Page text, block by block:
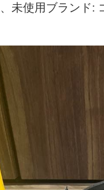
未使用ブランド: